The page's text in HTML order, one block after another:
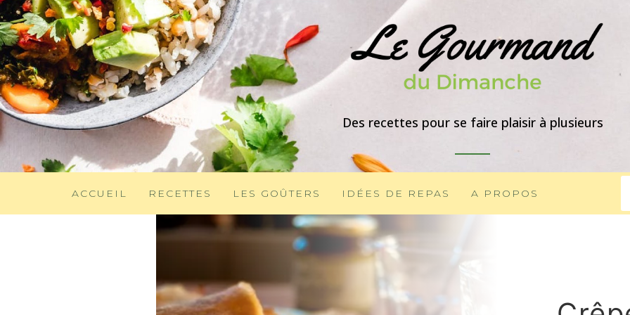
Des recettes pour se faire plaisir à plusieurs
ACCUEIL RECETTES LES GOÛTERS IDÉES DE REPAS A PROPOS